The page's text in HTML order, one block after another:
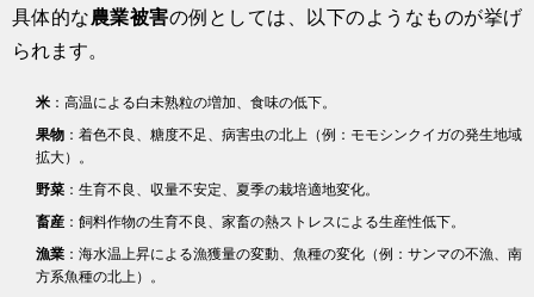
具体的な農業被害の例としては、以下のようなものが挙げ
られます。
米 ：高温による白未熟粒の増加、食味の低下。
果物 ：着色不良、糖度不足、病害虫の北上（例：モモシンクイガの発生地域
拡大）。
野菜 ：生育不良、収量不安定、夏季の栽培適地変化。
畜産 ：飼料作物の生育不良、家畜の熱ストレスによる生産性低下。
漁業 ：海水温上昇による漁獲量の変動、魚種の変化（例：サンマの不漁、南
方系魚種の北上）。